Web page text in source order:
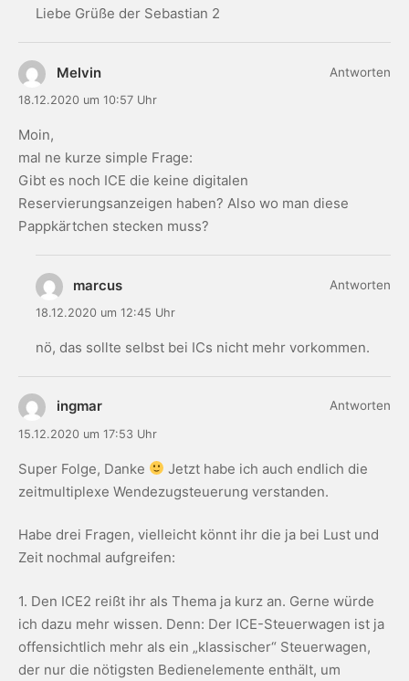
Liebe Grüße der Sebastian 2
Melvin
18.12.2020 um 10:57 Uhr
Moin,
mal ne kurze simple Frage:
Gibt es noch ICE die keine digitalen
Reservierungsanzeigen haben? Also wo man diese
Pappkärtchen stecken muss?
Antworten
marcus
18.12.2020 um 12:45 Uhr
nö, das sollte selbst bei ICs nicht mehr vorkommen.
Antworten
ingmar
15.12.2020 um 17:53 Uhr
Super Folge, Danke
Jetzt habe ich auch endlich die
zeitmultiplexe Wendezugsteuerung verstanden.
Habe drei Fragen, vielleicht könnt ihr die ja bei Lust und
Zeit nochmal aufgreifen:
1. Den ICE2 reißt ihr als Thema ja kurz an. Gerne würde
ich dazu mehr wissen. Denn: Der ICE-Steuerwagen ist ja
offensichtlich mehr als ein „klassischer“ Steuerwagen,
der nur die nötigsten Bedienelemente enthält, um
Antworten